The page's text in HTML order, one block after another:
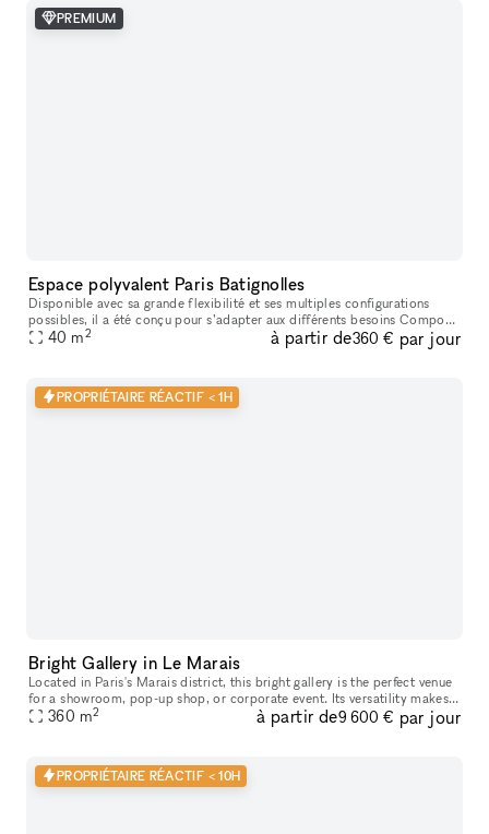
PREMIUM
Espace polyvalent Paris Batignolles
Disponible avec sa grande flexibilité et ses multiples configurations
possibles, il a été conçu pour s’adapter aux différents besoins Composé
d’un showroom avec vitrine sur rue et un bar/caisse cen
40 m2 à partir de360 € par jour
PROPRIÉTAIRE RÉACTIF < 1H
Bright Gallery in Le Marais
Located in Paris's Marais district, this bright gallery is the perfect venue
for a showroom, pop-up shop, or corporate event. Its versatility makes
it an ideal choice for temporary events such as pop
360 m2 à partir de9 600 € par jour
PROPRIÉTAIRE RÉACTIF < 10H